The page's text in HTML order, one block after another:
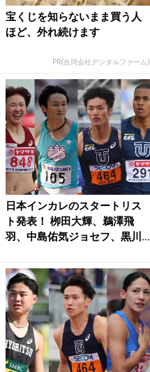
宝くじを知らないまま買う人
ほど、外れ続けます
PR(合同会社デジタルファーム)
日本インカレのスタートリス
ト発表！ 栁田大輝、鵜澤飛
羽、中島佑気ジョセフ、黒川